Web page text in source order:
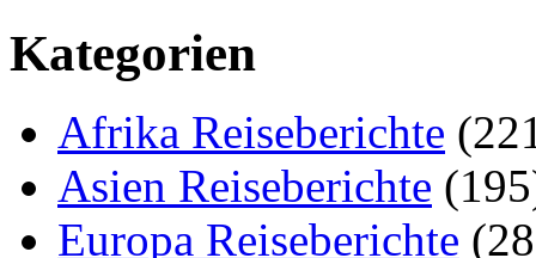
Kategorien
Afrika Reiseberichte
Asien Reiseberichte
Europa Reiseberichte